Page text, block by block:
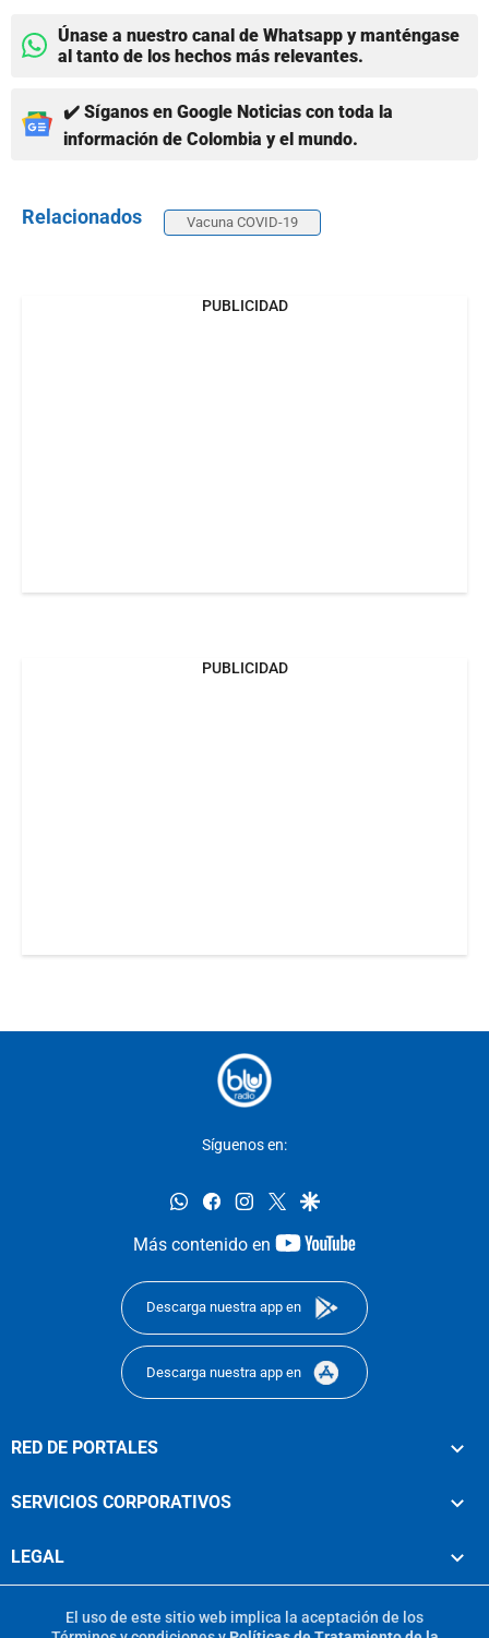
Únase a nuestro canal de Whatsapp y manténgase
al tanto de los hechos más relevantes.
✔️ Síganos en Google Noticias con toda la
información de Colombia y el mundo.
Relacionados Vacuna COVID-19
PUBLICIDAD
PUBLICIDAD
Síguenos en:
whatsappfacebookinstagram
twittergoogle
Más contenido en
youtube-
Descarga nuestra app en
Descarga nuestra app en
RED DE PORTALES
SERVICIOS CORPORATIVOS
LEGAL
El uso de este sitio web implica la aceptación de los